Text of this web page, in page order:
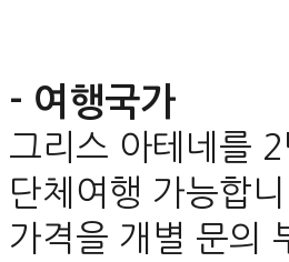
- 여행국가
그리스 아테네를
단체여행 가능합니
가격을 개별 문의